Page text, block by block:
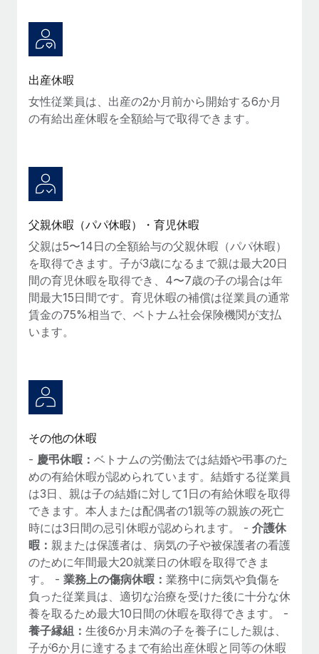
詳細を見る
出産休暇
女性従業員は、出産の2か月前から開始する6か月
の有給出産休暇を全額給与で取得できます。
父親休暇（パパ休暇）・育児休暇
父親は5〜14日の全額給与の父親休暇（パパ休暇）
を取得できます。子が3歳になるまで親は最大20日
間の育児休暇を取得でき、4〜7歳の子の場合は年
間最大15日間です。育児休暇の補償は従業員の通常
賃金の75%相当で、ベトナム社会保険機関が支払
います。
その他の休暇
- 慶弔休暇： ベトナムの労働法では結婚や弔事のた
めの有給休暇が認められています。結婚する従業員
は3日、親は子の結婚に対して1日の有給休暇を取得
できます。本人または配偶者の1親等の親族の死亡
時には3日間の忌引休暇が認められます。 - 介護休
暇： 親または保護者は、病気の子や被保護者の看護
のために年間最大20就業日の休暇を取得できま
す。 - 業務上の傷病休暇： 業務中に病気や負傷を
負った従業員は、適切な治療を受けた後に十分な休
養を取るため最大10日間の休暇を取得できます。 -
養子縁組： 生後6か月未満の子を養子にした親は、
子が6か月に達するまで有給出産休暇と同等の休暇